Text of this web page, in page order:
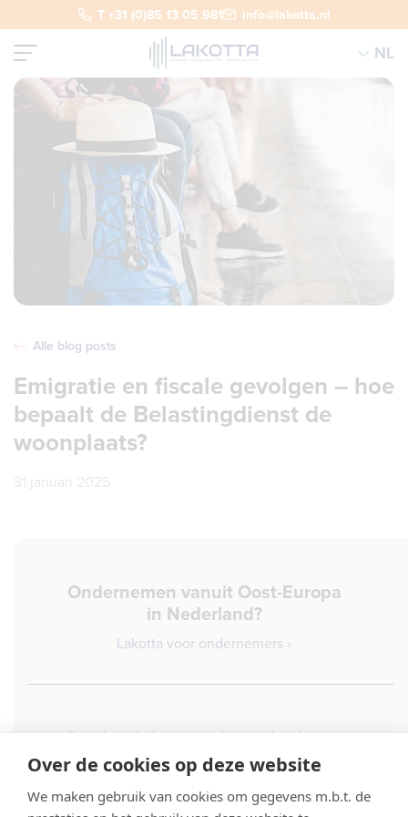
Over de cookies op deze website
We maken gebruik van cookies om gegevens m.b.t. de
T +31 (0)85 13 05 981 info@lakotta.nl
NL
Alle blog posts
Emigratie en fiscale gevolgen – hoe
bepaalt de Belastingdienst de
woonplaats?
Ondernemen vanuit Oost-Europa
in Nederland?
Lakotta voor ondernemers ›
Goed geïnformeerd aan de slag in
Nederland
Lakotta voor werknemers ›